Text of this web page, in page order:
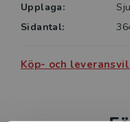
Upplaga:
Sidantal:
Köp- och